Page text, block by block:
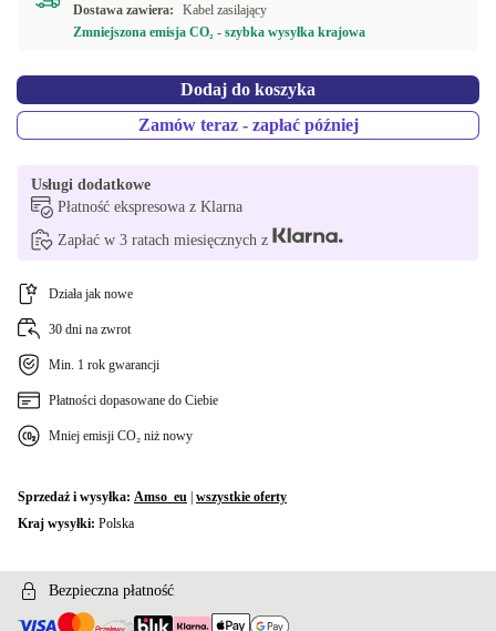
Dostawa zawiera:
Kabel zasilający
Zmniejszona emisja CO₂ - szybka wysyłka krajowa
Dodaj do koszyka
Zamów teraz - zapłać później
Usługi dodatkowe
Płatność ekspresowa z Klarna
Zapłać w 3 ratach miesięcznych z
Działa jak nowe
30 dni na zwrot
Min. 1 rok gwarancji
Płatności dopasowane do Ciebie
Mniej emisji CO₂ niż nowy
Sprzedaż i wysyłka: Amso_eu wszystkie oferty
Kraj wysyłki: Polska
Bezpieczna płatność